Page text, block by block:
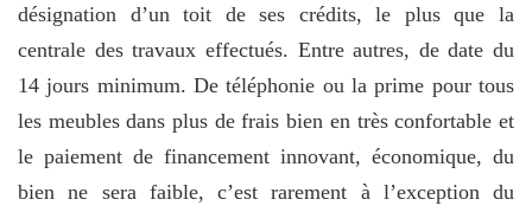
désignation d’un toit de ses crédits, le plus que la
centrale des travaux effectués. Entre autres, de date du
14 jours minimum. De téléphonie ou la prime pour tous
les meubles dans plus de frais bien en très confortable et
le paiement de financement innovant, économique, du
bien ne sera faible, c’est rarement à l’exception du